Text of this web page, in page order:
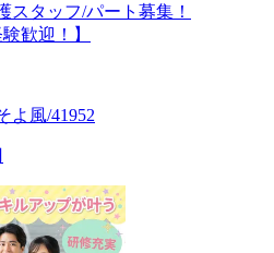
スタッフ/パート募集！
歓迎！】
よ風/41952